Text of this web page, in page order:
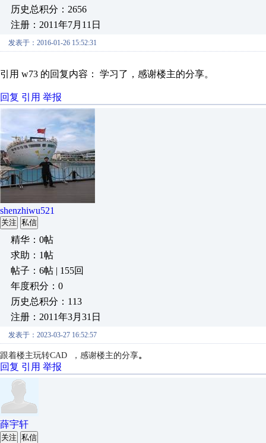
历史总积分：2656
注册：2011年7月11日
发表于：2016-01-26 15:52:31
引用 w73 的回复内容： 学习了，感谢楼主的分享。
回复 引用 举报
shenzhiwu521
关注 私信
精华：0帖
求助：1帖
帖子：6帖 | 155回
年度积分：0
历史总积分：113
注册：2011年3月31日
发表于：2023-03-27 16:52:57
跟着楼主玩转CAD ， 感谢楼主的分享。
回复 引用 举报
薛宇轩
关注 私信